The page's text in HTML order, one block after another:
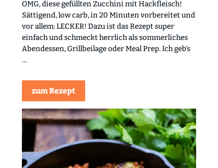
OMG, diese gefüllten Zucchini mit Hackfleisch!
Sättigend, low carb, in 20 Minuten vorbereitet und
vor allem: LECKER! Dazu ist das Rezept super
einfach und schmeckt herrlich als sommerliches
Abendessen, Grillbeilage oder Meal Prep. Ich geb‘s
…
zum Rezept